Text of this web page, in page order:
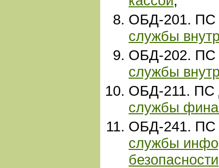
ОБД-201.
службы
ОБД-202. ПС
службы
ОБД-211. ПС
службы
ОБД-241.
службы
безопасности